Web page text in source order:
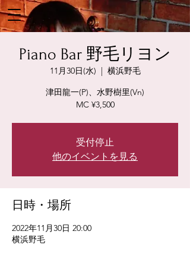
Piano Bar 野毛リヨン
11月30日(水)
  |
横浜野毛
津田龍一(P)、水野樹里(Vn)
MC ¥3,500
受付停止
他のイベントを見る
日時・場所
2022年11月30日 20:00
横浜野毛